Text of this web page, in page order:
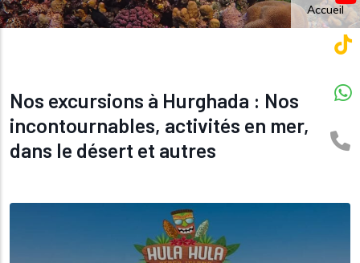
Accueil
Nos excursions à Hurghada : Nos
incontournables, activités en mer,
dans le désert et autres